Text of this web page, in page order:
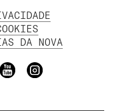
DA NOVA